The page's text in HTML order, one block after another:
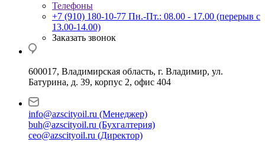
Телефоны
+7 (910) 180-10-77 Пн.-Пт.: 08.00 - 17.00 (перерыв с
13.00-14.00)
Заказать звонок
600017, Владимирская область, г. Владимир, ул.
Батурина, д. 39, корпус 2, офис 404
info@azscityoil.ru (Менеджер)
buh@azscityoil.ru (Бухгалтерия)
ceo@azscityoil.ru (Директор)